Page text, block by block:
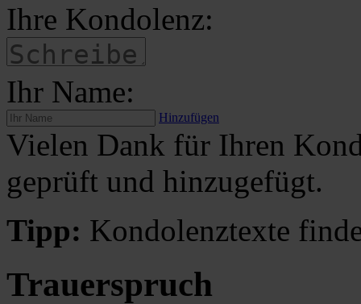
Ihre Kondolenz:
Ihr Name:
Hinzufügen
Vielen Dank für Ihren
geprüft und hinzugefügt.
Tipp: Kondolenztexte
Trauerspruch